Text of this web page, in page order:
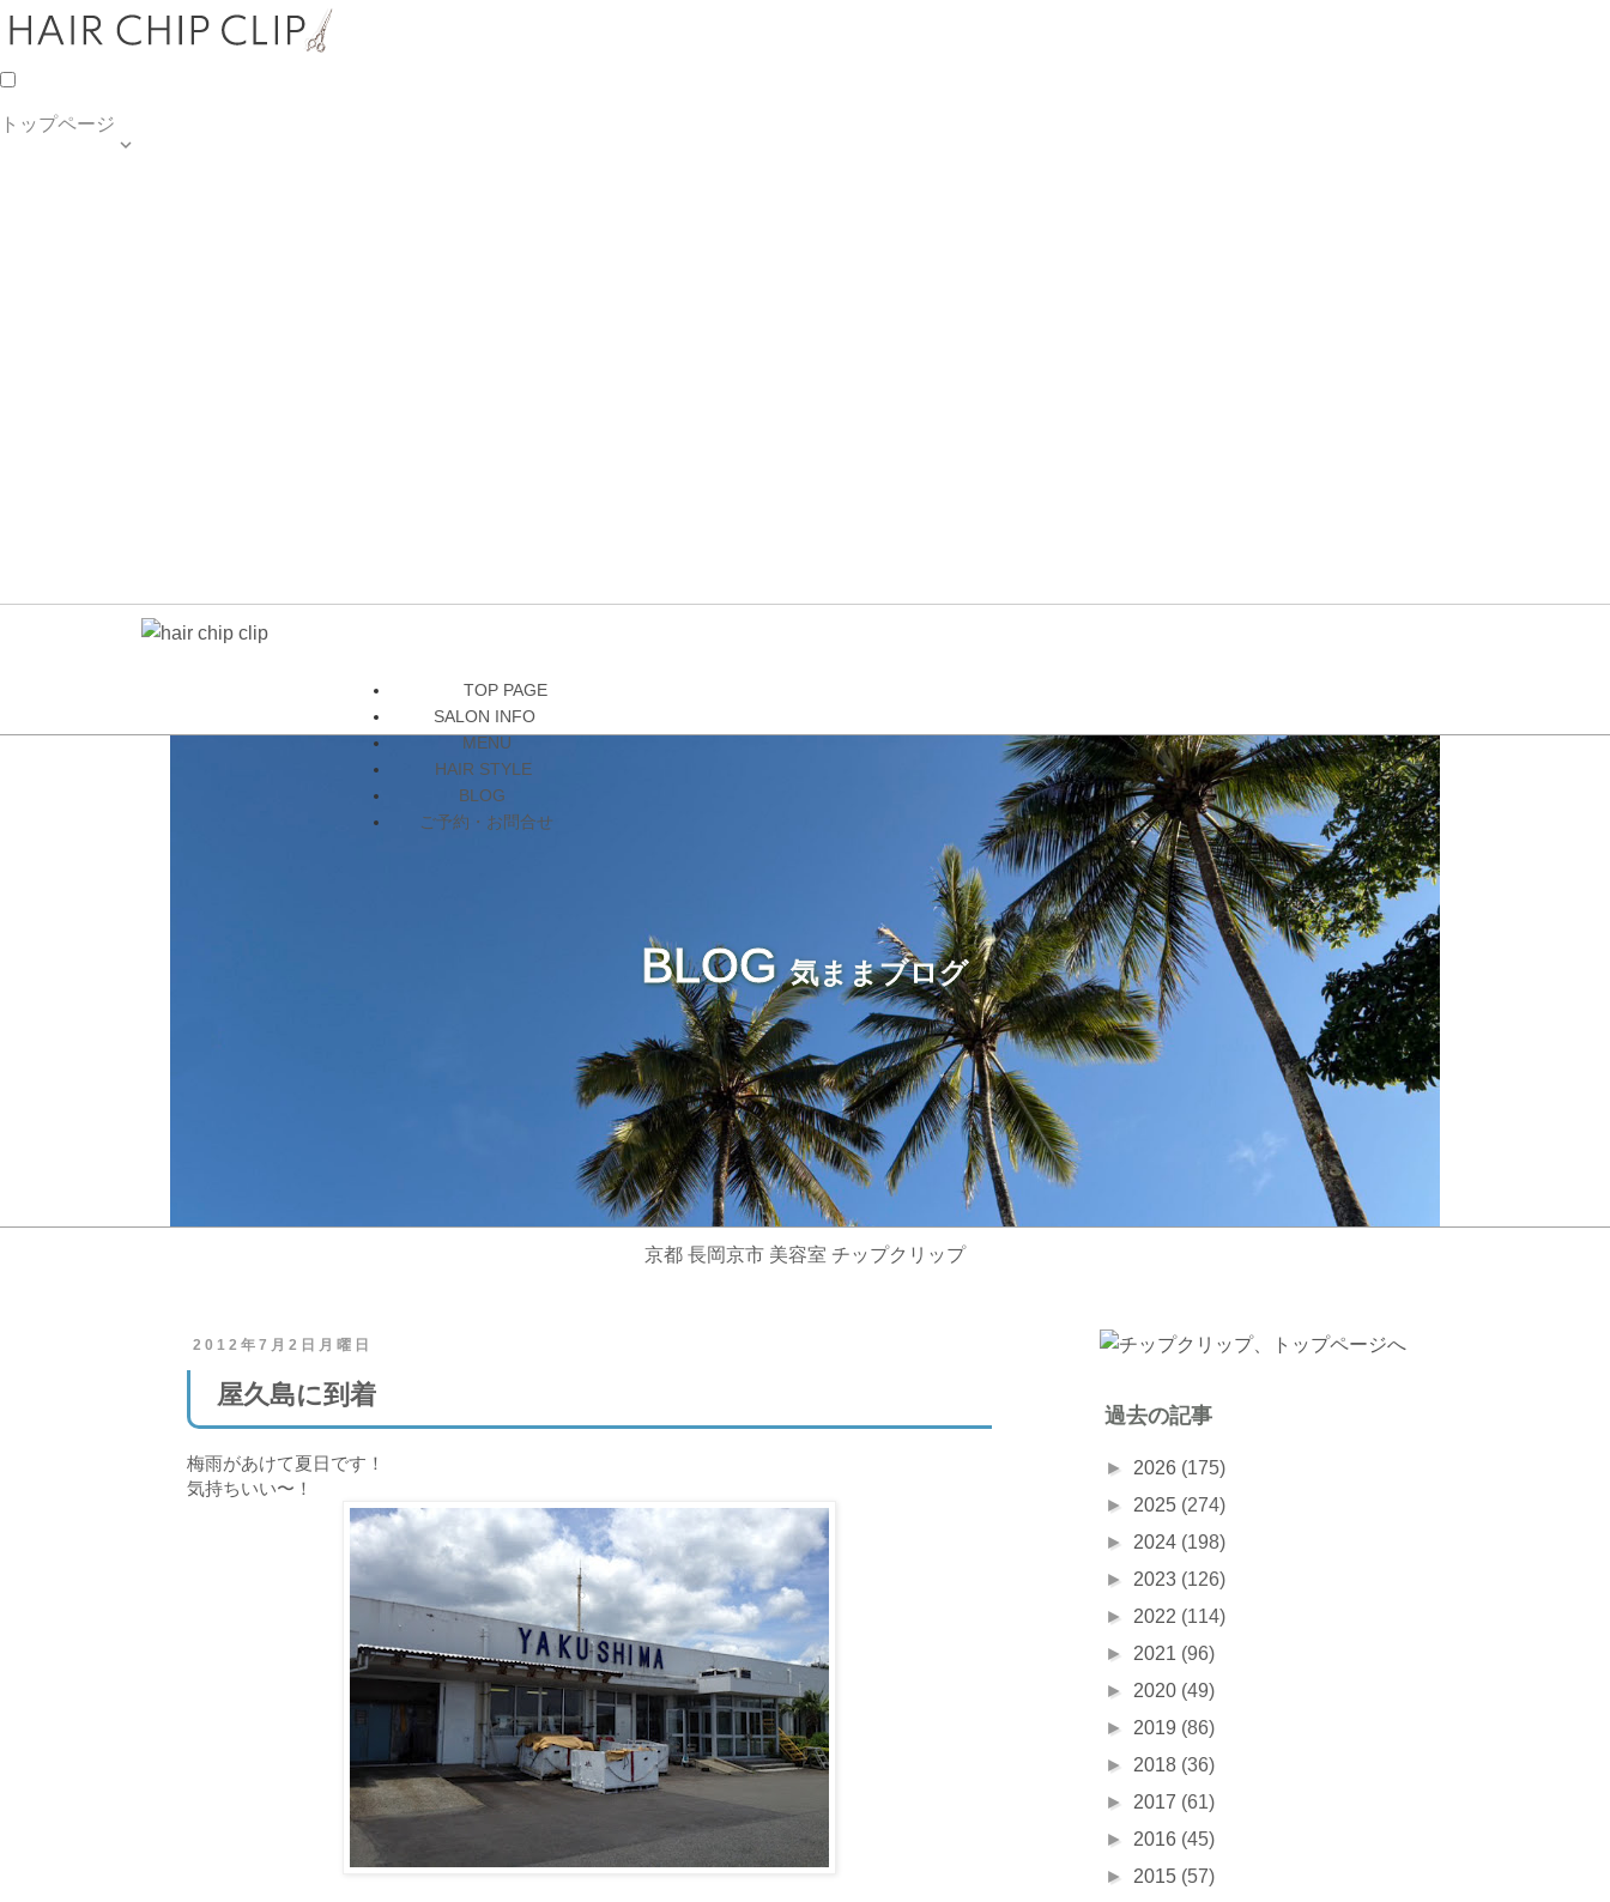
トップページ

TOP PAGE
SALON INFO
MENU
HAIR STYLE
BLOG
ご予約・お問合せ
BLOG気ままブログ
京都 長岡京市 美容室 チップクリップ
2012年7月2日月曜日
屋久島に到着
梅雨があけて夏日です！
気持ちいい〜！
過去の記事
► 2026 (175)
► 2025 (274)
► 2024 (198)
► 2023 (126)
► 2022 (114)
► 2021 (96)
► 2020 (49)
► 2019 (86)
► 2018 (36)
► 2017 (61)
► 2016 (45)
► 2015 (57)